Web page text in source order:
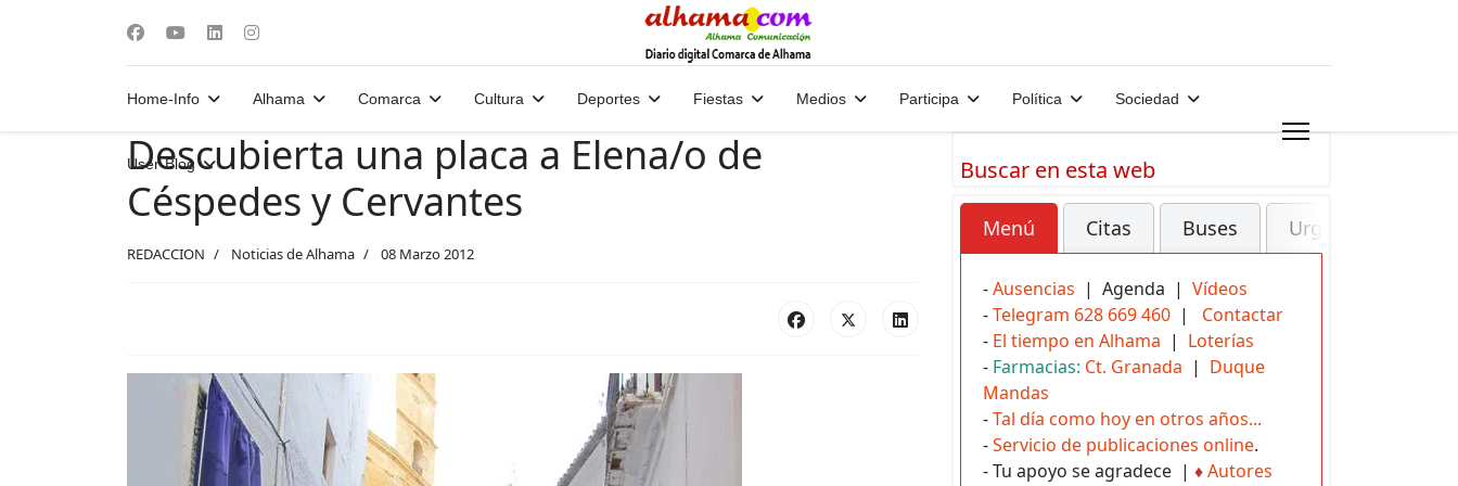
Home-Info Alhama Comarca Cultura Deportes Fiestas Medios Participa Política Sociedad
User-Blog
Descubierta una placa a Elena/o de
Céspedes y Cervantes
REDACCION Noticias de Alhama 08 Marzo 2012
Buscar en esta web
Menú Citas Buses Urgencias
-Ausencias | Agenda | Vídeos
-Telegram 628 669 460 | Contactar
- El tiempo en Alhama | Loterías
- Farmacias: Ct. Granada | Duque
Mandas
-Tal día como hoy en otros años...
-Servicio de publicaciones online.
- Tu apoyo se agradece | ♦Autores